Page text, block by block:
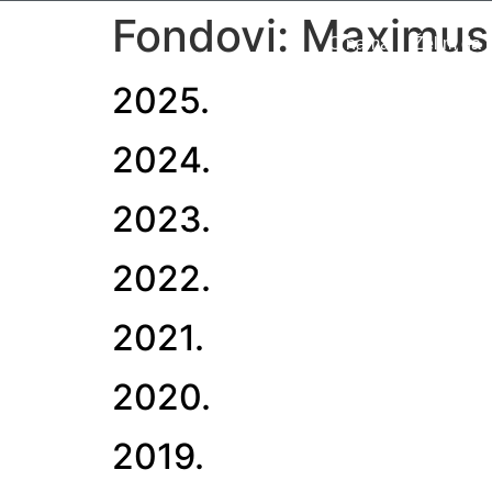
O nama Želim da
Fondovi:
2025.
2024.
2023.
2022.
2021.
2020.
2019.